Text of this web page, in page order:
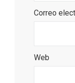
Correo
Web